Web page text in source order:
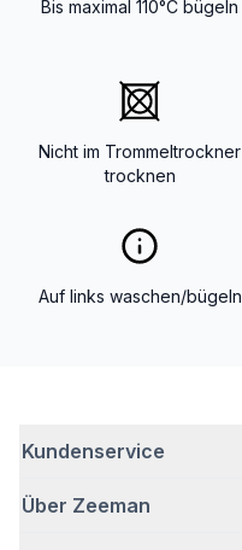
Bis maximal 110°C bügeln
Nicht im Trommeltrockner
trocknen
Auf links waschen/bügeln
Kundenservice
Häufig gestellte Fragen
Über Zeeman